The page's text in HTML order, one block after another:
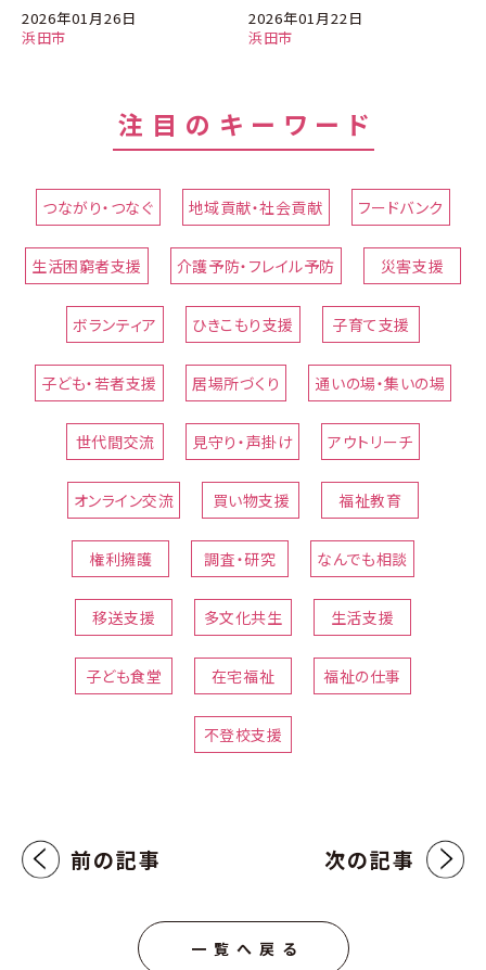
浜田市
2026年01月26日
浜田市
2026年01月22日
注目のキーワード
つながり・つなぐ 地域貢献・社会貢献 フードバンク
生活困窮者支援 介護予防・フレイル予防 災害支援
ボランティア ひきこもり支援 子育て支援
子ども・若者支援 居場所づくり 通いの場・集いの場
世代間交流 見守り・声掛け アウトリーチ
オンライン交流 買い物支援 福祉教育
権利擁護 調査・研究 なんでも相談
移送支援 多文化共生 生活支援
子ども食堂 在宅福祉 福祉の仕事
不登校支援
前の記事 次の記事
一覧へ戻る